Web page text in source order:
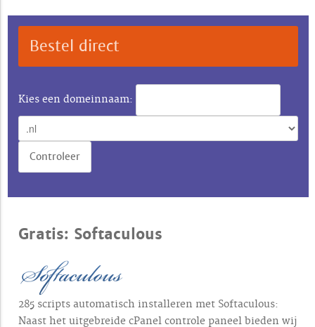
Bestel direct
Kies een domeinnaam:
Gratis: Softaculous
285 scripts automatisch installeren met Softaculous:
Naast het uitgebreide cPanel controle paneel bieden wij